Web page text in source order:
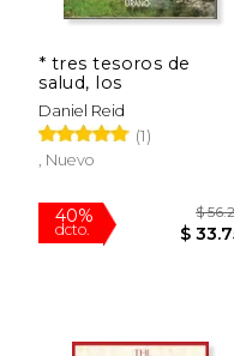
* tres tesoros de
salud, los
Daniel Reid
(1)
, Nuevo